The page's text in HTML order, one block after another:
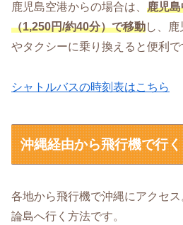
鹿児島空港からの場合は、 鹿児
（1,250円/約40分）で移動し、
やタクシーに乗り換えると便利で
シャトルバスの時刻表はこちら
沖縄経由から飛行機で行く
各地から飛行機で沖縄にアクセ
論島へ行く方法です。